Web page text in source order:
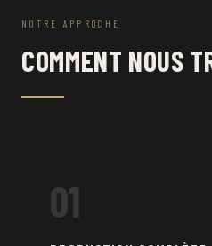
NOTRE APPROCHE
COMMENT NOUS
01